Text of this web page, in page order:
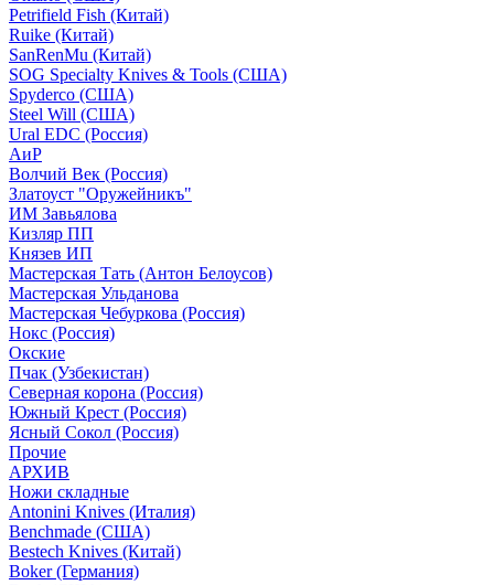
Petrifield Fish (Китай)
Ruike (Китай)
SanRenMu (Китай)
SOG Specialty Knives & Tools (США)
Spyderco (США)
Steel Will (США)
Ural EDC (Россия)
АиР
Волчий Век (Россия)
Златоуст "Оружейникъ"
ИМ Завьялова
Кизляр ПП
Князев ИП
Мастерская Тать (Антон Белоусов)
Мастерская Ульданова
Мастерская Чебуркова (Россия)
Нокс (Россия)
Окские
Пчак (Узбекистан)
Северная корона (Россия)
Южный Крест (Россия)
Ясный Сокол (Россия)
Прочие
АРХИВ
Ножи складные
Antonini Knives (Италия)
Benchmade (США)
Bestech Knives (Китай)
Boker (Германия)